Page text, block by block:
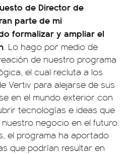
de Director de
parte de mi
formalizar y ampliar el
. Lo hago por medio de
de nuestro programa
el cual recluta a los
Vertiv para alejarse de sus
en el mundo exterior con
tecnologías e ideas que
negocio en el futuro.
el programa ha aportado
que podrían resultar en